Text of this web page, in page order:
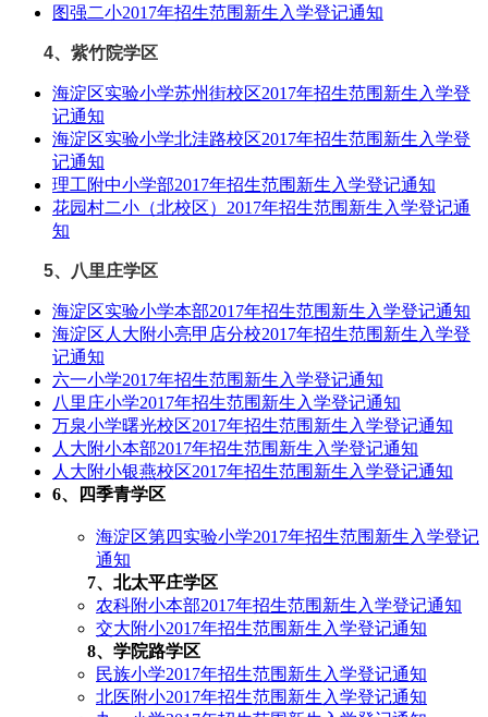
图强二小2017年招生范围新生入学登记通知
4、紫竹院学区
海淀区实验小学苏州街校区2017年招生范围新生入学登
记通知
海淀区实验小学北洼路校区2017年招生范围新生入学登
记通知
理工附中小学部2017年招生范围新生入学登记通知
花园村二小（北校区）2017年招生范围新生入学登记通
知
5、八里庄学区
海淀区实验小学本部2017年招生范围新生入学登记通知
海淀区人大附小亮甲店分校2017年招生范围新生入学登
记通知
六一小学2017年招生范围新生入学登记通知
八里庄小学2017年招生范围新生入学登记通知
万泉小学曙光校区2017年招生范围新生入学登记通知
人大附小本部2017年招生范围新生入学登记通知
人大附小银燕校区2017年招生范围新生入学登记通知
6、四季青学区
海淀区第四实验小学2017年招生范围新生入学登记
通知
7、北太平庄学区
农科附小本部2017年招生范围新生入学登记通知
交大附小2017年招生范围新生入学登记通知
8、学院路学区
民族小学2017年招生范围新生入学登记通知
北医附小2017年招生范围新生入学登记通知